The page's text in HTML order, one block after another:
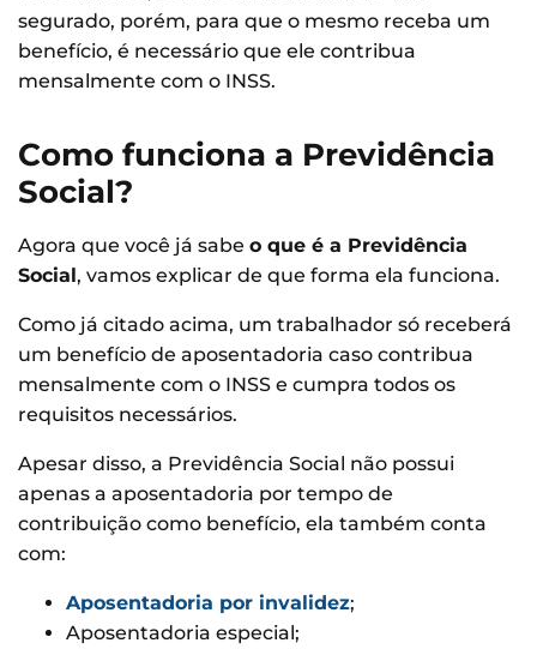
segurado, porém, para que o mesmo receba um
benefício, é necessário que ele contribua
mensalmente com o INSS.
Como funciona a Previdência
Social?
Agora que você já sabe o que é a Previdência
Social, vamos explicar de que forma ela funciona.
Como já citado acima, um trabalhador só receberá
um benefício de aposentadoria caso contribua
mensalmente com o INSS e cumpra todos os
requisitos necessários.
Apesar disso, a Previdência Social não possui
apenas a aposentadoria por tempo de
contribuição como benefício, ela também conta
com:
Aposentadoria por invalidez;
Aposentadoria especial;